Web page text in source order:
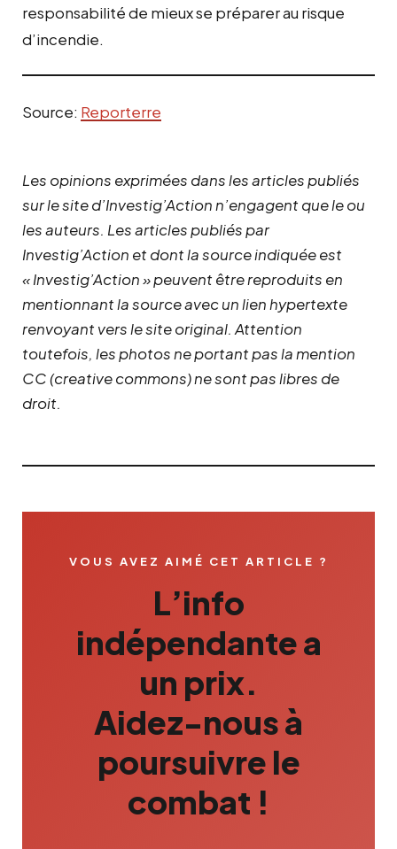
responsabilité de mieux se préparer au risque
d’incendie.
Source: Reporterre
Les opinions exprimées dans les articles publiés
sur le site d’Investig’Action n’engagent que le ou
les auteurs. Les articles publiés par
Investig’Action et dont la source indiquée est
« Investig’Action » peuvent être reproduits en
mentionnant la source avec un lien hypertexte
renvoyant vers le site original. Attention
toutefois, les photos ne portant pas la mention
CC (creative commons) ne sont pas libres de
droit.
VOUS AVEZ AIMÉ CET ARTICLE ?
L’info
indépendante a
un prix.
Aidez-nous à
poursuivre le
combat !